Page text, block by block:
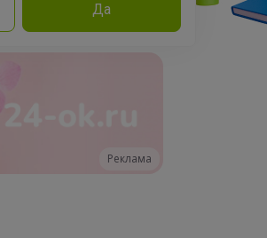
Да
Эксперты
Реклама